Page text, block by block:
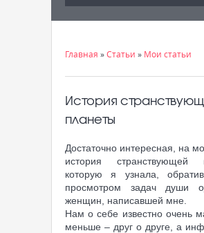
Главная »Статьи » Мои статьи
История
планеты
Достаточно интересная, на
история странствующей
которую я узнала,
просмотром задач души
женщин, написавшей мне.
Нам о себе известно очень
меньше – друг о друге, а